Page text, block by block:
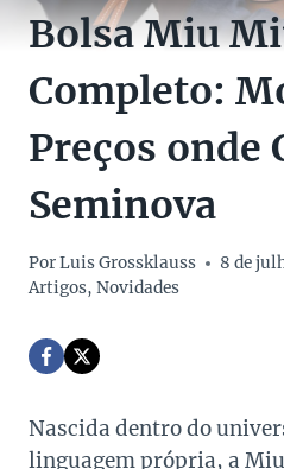
Bolsa Miu
Completo:
Preços onde
Seminova
PorLuis Grossklauss
8 de
Artigos, Novidades
Nascida dentro do
linguagem própria, a